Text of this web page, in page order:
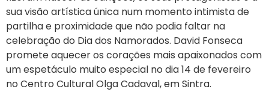
sua visão artística única num momento intimista de
partilha e proximidade que não podia faltar na
celebração do Dia dos Namorados. David Fonseca
promete aquecer os corações mais apaixonados com
um espetáculo muito especial no dia 14 de fevereiro
no Centro Cultural Olga Cadaval, em Sintra.